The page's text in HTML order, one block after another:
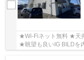
★Wi-Fiネット無料 ★天
★眺望も良いIG BILDを
す！ ★問い合わせはア